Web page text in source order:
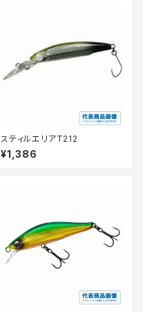
スティルエリアT212
¥1,386